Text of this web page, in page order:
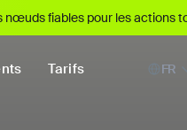
nœuds fiables pour les actions
Tarifs FR